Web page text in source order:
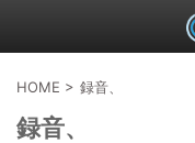
HOME > 録音、
録音、